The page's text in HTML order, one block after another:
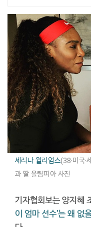
세리나 윌리엄스(38·미국
과 딸 올림피아 사진
기자협회보는 양지혜
이 엄마 선수'는 왜 없